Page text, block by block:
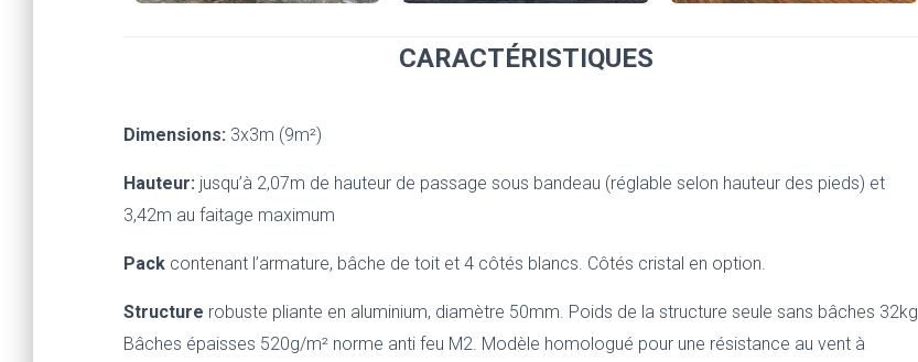
CARACTÉRISTIQUES
Dimensions: 3x3m (9m²)
Hauteur: jusqu’à 2,07m de hauteur de passage sous bandeau (réglable selon hauteur des pieds) et
3,42m au faitage maximum
Pack contenant l’armature, bâche de toit et 4 côtés blancs. Côtés cristal en option.
Structure robuste pliante en aluminium, diamètre 50mm. Poids de la structure seule sans bâches 32kg.
Bâches épaisses 520g/m² norme anti feu M2. Modèle homologué pour une résistance au vent à